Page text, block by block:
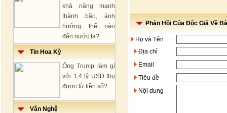
khả năng mạnh
thành bão, ảnh
hưởng thế nào
đến nước ta?
Tin Hoa Kỳ
Ông Trump làm gì
với 1,4 tỷ USD thu
được từ tiền số?
Văn Nghệ
Phản Hồi Của Độc Giả Về
Họ và Tên
Địa chỉ
Email
Tiêu đề
Nội dung